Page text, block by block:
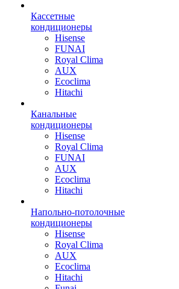
Кассетные
кондиционеры
Hisense
FUNAI
Royal Clima
AUX
Ecoclima
Hitachi
Канальные
кондиционеры
Hisense
Royal Clima
FUNAI
AUX
Ecoclima
Hitachi
Напольно-потолочные
кондиционеры
Hisense
Royal Clima
AUX
Ecoclima
Hitachi